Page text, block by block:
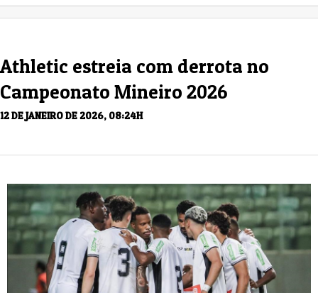
Athletic estreia com derrota no
Campeonato Mineiro 2026
12 DE JANEIRO DE 2026, 08:24H